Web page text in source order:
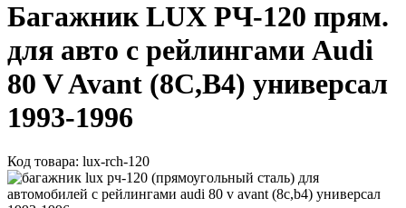
Багажник LUX РЧ-120 прям.
для авто с рейлингами Audi
80 V Avant (8C,B4) универсал
1993-1996
Код товара: lux-rch-120